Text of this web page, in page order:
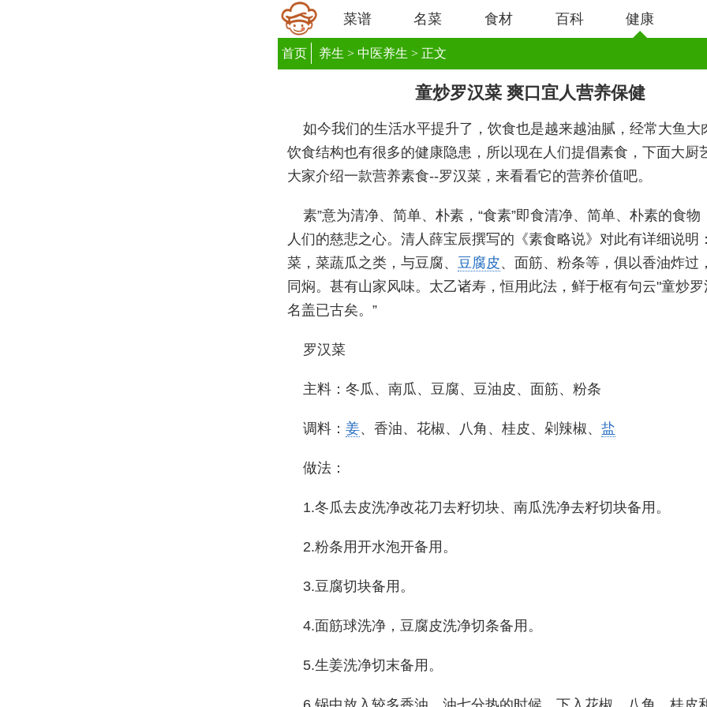
菜谱 名菜 食材 百科 健康
首页 养生 > 中医养生 > 正文
童炒罗汉菜 爽口宜人营养保健
如今我们的生活水平提升了，饮食也是越来越油腻，经常大鱼大
饮食结构也有很多的健康隐患，所以现在人们提倡素食，下面大厨
大家介绍一款营养素食--罗汉菜，来看看它的营养价值吧。
素”意为清净、简单、朴素，“食素”即食清净、简单、朴素的食物
人们的慈悲之心。清人薛宝辰撰写的《素食略说》对此有详细说明
菜，菜蔬瓜之类，与豆腐、 豆腐皮、面筋、粉条等，俱以香油炸过
同焖。甚有山家风味。太乙诸寿，恒用此法，鲜于枢有句云"童炒
名盖已古矣。”
罗汉菜
主料：冬瓜、南瓜、豆腐、豆油皮、面筋、粉条
调料： 姜、香油、花椒、八角、桂皮、剁辣椒、 盐
做法：
1.冬瓜去皮洗净改花刀去籽切块、南瓜洗净去籽切块备用。
2.粉条用开水泡开备用。
3.豆腐切块备用。
4.面筋球洗净，豆腐皮洗净切条备用。
5.生姜洗净切末备用。